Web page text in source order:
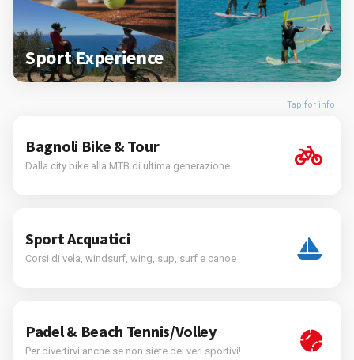
Sport Experience
Tap for info
Bagnoli Bike & Tour
Dalla city bike alla MTB di ultima generazione.
Sport Acquatici
Corsi di vela, windsurf, wing, sup, surf e canoe
Padel & Beach Tennis/Volley
Per divertirvi anche se non siete dei veri sportivi!